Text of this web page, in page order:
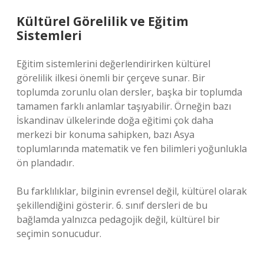
Kültürel Görelilik ve Eğitim
Sistemleri
Eğitim sistemlerini değerlendirirken kültürel
görelilik ilkesi önemli bir çerçeve sunar. Bir
toplumda zorunlu olan dersler, başka bir toplumda
tamamen farklı anlamlar taşıyabilir. Örneğin bazı
İskandinav ülkelerinde doğa eğitimi çok daha
merkezi bir konuma sahipken, bazı Asya
toplumlarında matematik ve fen bilimleri yoğunlukla
ön plandadır.
Bu farklılıklar, bilginin evrensel değil, kültürel olarak
şekillendiğini gösterir. 6. sınıf dersleri de bu
bağlamda yalnızca pedagojik değil, kültürel bir
seçimin sonucudur.